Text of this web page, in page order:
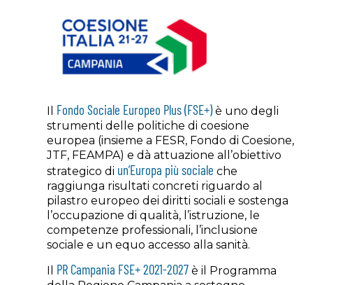
Il Fondo Sociale Europeo Plus (FSE+)è uno degli
strumenti delle politiche di coesione
europea (insieme a FESR, Fondo di Coesione,
JTF, FEAMPA) e dà attuazione all’obiettivo
strategico di un’Europa più sociale che
raggiunga risultati concreti riguardo al
pilastro europeo dei diritti sociali e sostenga
l’occupazione di qualità, l’istruzione, le
competenze professionali, l’inclusione
sociale e un equo accesso alla sanità.
Il PR Campania FSE+ 2021-2027 è il Programma